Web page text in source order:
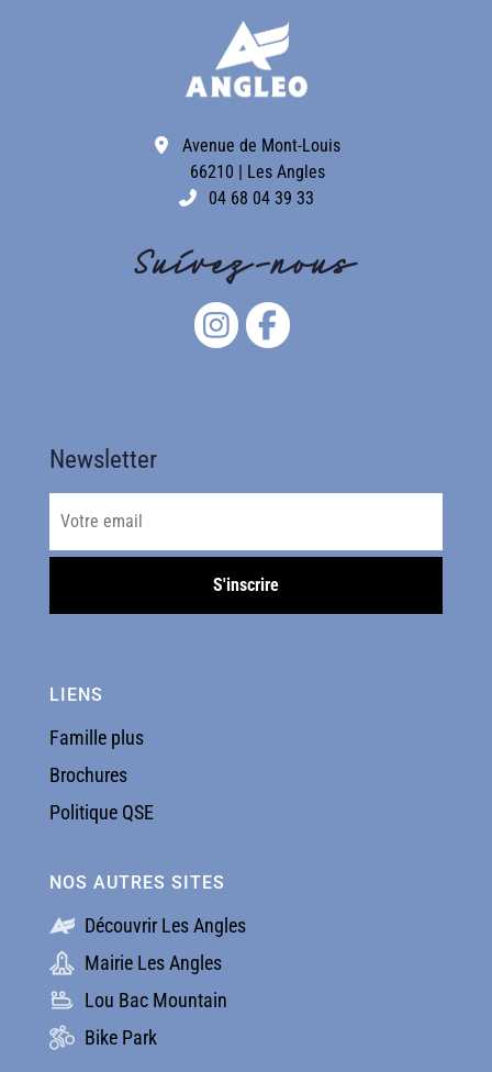
Avenue de Mont-Louis
66210 | Les Angles
04 68 04 39 33
Suivez-nous
Newsletter
LIENS
Famille plus
Brochures
Politique QSE
NOS AUTRES SITES
Découvrir Les Angles
Mairie Les Angles
Lou Bac Mountain
Bike Park